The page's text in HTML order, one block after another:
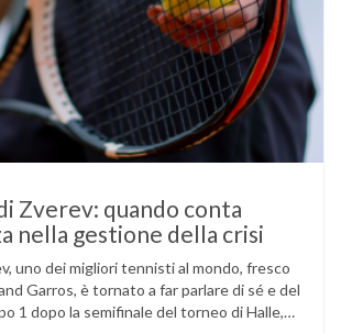
Zverev: quando conta
nella gestione della crisi
uno dei migliori tennisti al mondo, fresco
Garros, è tornato a far parlare di sé e del
1 dopo la semifinale del torneo di Halle,